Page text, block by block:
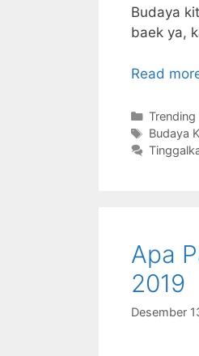
Budaya
baek ya,
Read
Kategori
Trending
Tag
Budaya
Apa
2019
Desember